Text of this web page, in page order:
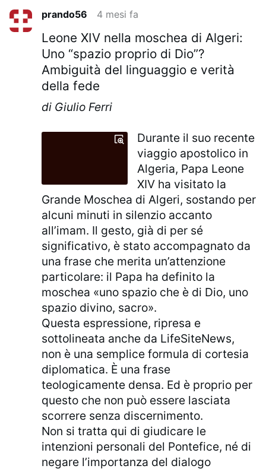
prando56 4 mesi fa
Leone XIV nella moschea di Algeri:
Uno “spazio proprio di Dio”?
Ambiguità del linguaggio e verità
della fede
di Giulio Ferri
Durante il suo recente
viaggio apostolico in
Algeria, Papa Leone
XIV ha visitato la
Grande Moschea di Algeri, sostando per
alcuni minuti in silenzio accanto
all’imam. Il gesto, già di per sé
significativo, è stato accompagnato da
una frase che merita un’attenzione
particolare: il Papa ha definito la
moschea «uno spazio che è di Dio, uno
spazio divino, sacro».
Questa espressione, ripresa e
sottolineata anche da LifeSiteNews,
non è una semplice formula di cortesia
diplomatica. È una frase
teologicamente densa. Ed è proprio per
questo che non può essere lasciata
scorrere senza discernimento.
Non si tratta qui di giudicare le
intenzioni personali del Pontefice, né di
negare l’importanza del dialogo